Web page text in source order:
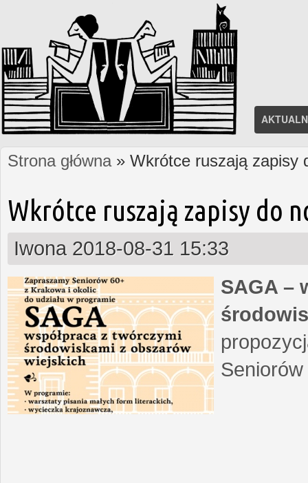
Jesteś tutaj
Strona główna» Wkrótce ruszają zapisy
Wkrótce ruszają zapisy do
Iwona 2018-08-31 15:33
SAGA –